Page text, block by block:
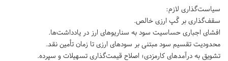
سیاست‌گذاری لازم:
سقف‌گذاری بر گَپ ارزی خالص.
افشای اجباری حساسیت سود به سناریوهای ارز در یادداشت‌ها.
محدودیت تقسیم سود مبتنی بر سودهای ارزی تا زمان تأمین نقد.
تشویق به درآمدهای کارمزدی؛ اصلاح قیمت‌گذاری تسهیلات و سپرده.